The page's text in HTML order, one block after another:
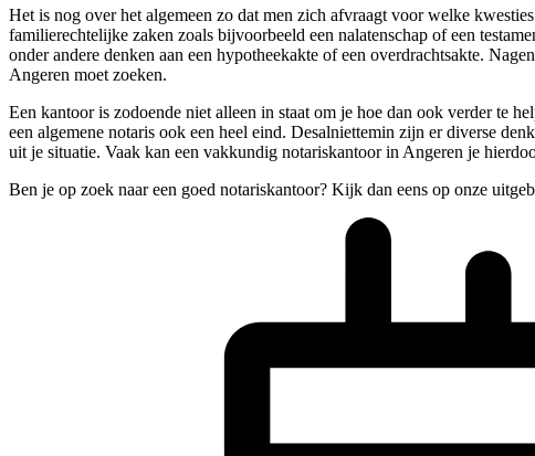
Het is nog over het algemeen zo dat men zich afvraagt voor welke
familierechtelijke zaken zoals bijvoorbeeld een nalatenschap of een
onder andere denken aan een hypotheekakte of een overdrachtsakte.
Angeren moet zoeken.
Een kantoor is zodoende niet alleen in staat om je hoe dan ook verder te
een algemene notaris ook een heel eind. Desalniettemin zijn er diverse
uit je situatie. Vaak kan een vakkundig notariskantoor in Angeren je
Ben je op zoek naar een goed notariskantoor? Kijk dan eens op onze